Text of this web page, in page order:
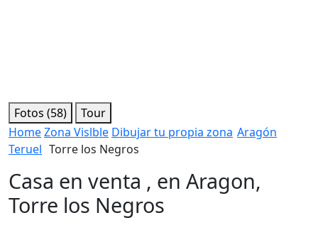
Fotos (58)
Tour
HomeZona Vislble Dibujar tu propia zona Aragón
Teruel Torre los Negros
Casa en venta , en Aragon,
Torre los Negros